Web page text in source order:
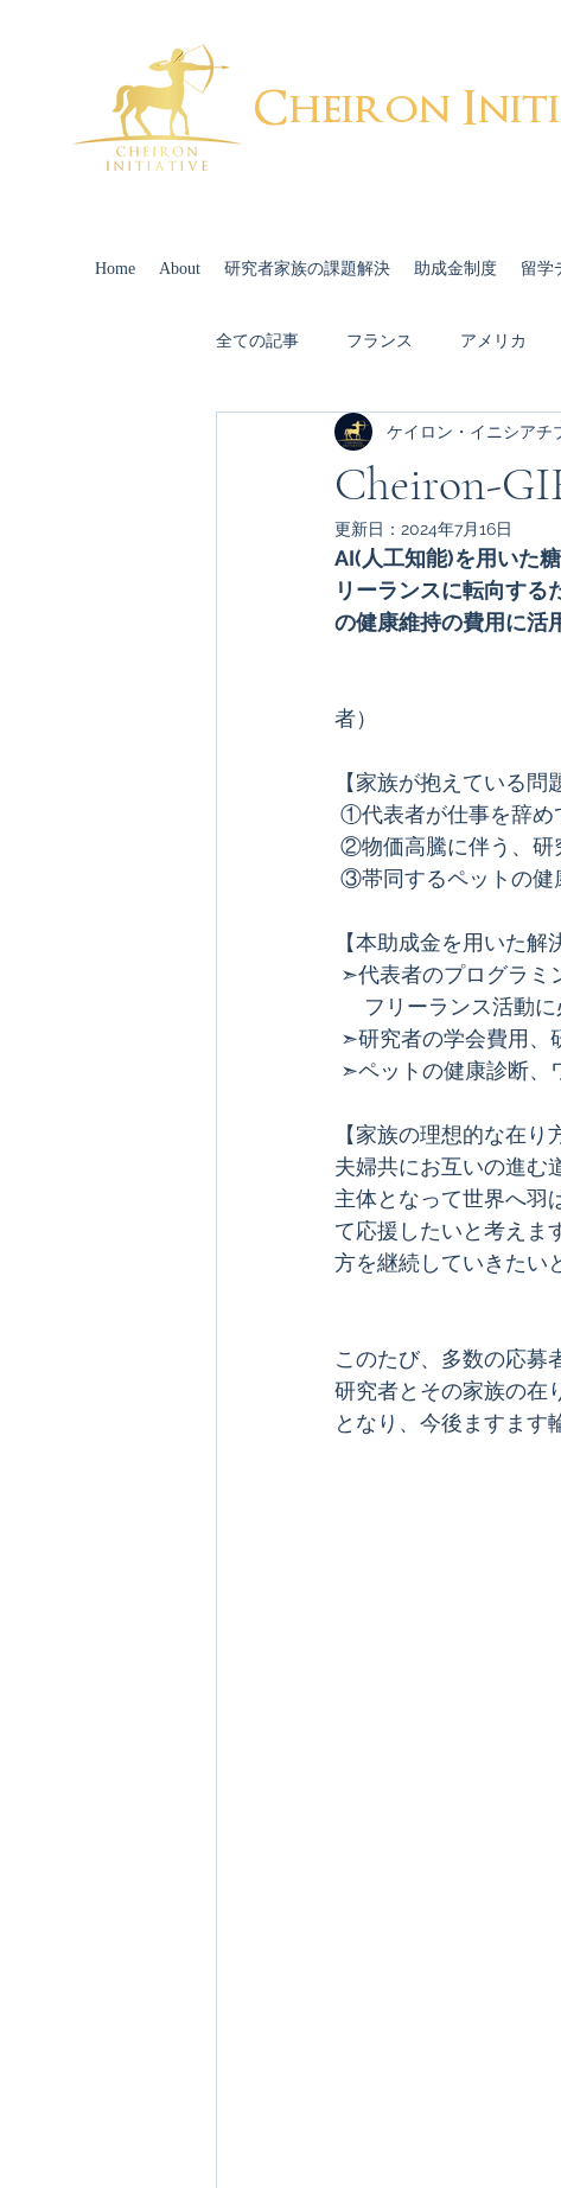
Cheiron
Home About 研究者家族の課題解決 助成金制度 留学
全ての記事 フランス アメリカ
出産・育児 配偶者キャリア
Cheiron-GIFTS 2022
Cheiron-GIFTS 2025
Cheiron-
ケイロン・イニシアチ
更新日： 2024年7月16日
AI(人工知能)を用いた
リーランスに転向する
の健康維持の費用に活
本𠮷健
者）
【家族が抱えている問
①代表者が仕事を辞め
②物価高騰に伴う、研
③帯同するペットの健
【本助成金を用いた解
➣代表者のプログラミ
フリーランス活
➣研究者の学会費用、
➣ペットの健康診断、
【家族の理想的な在り
夫婦共にお互いの進む
主体となって世界へ羽
て応援したいと考えま
方を継続していきたい
このたび、多数の応募
研究者とその家族の在
となり、今後ますます